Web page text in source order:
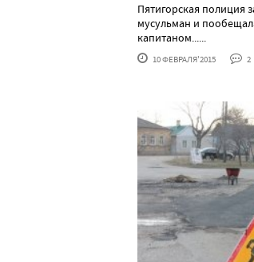
Пятигорская полиция
мусульман и
капитаном......
10 ФЕВРАЛЯ'2015 2